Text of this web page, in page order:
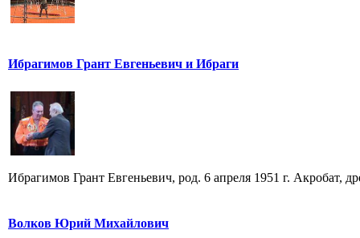
Ибрагимов Грант Евгеньевич и Ибраги
Ибрагимов Грант Евгеньевич, род. 6 апреля 1951 г. Акробат,
Волков Юрий Михайлович